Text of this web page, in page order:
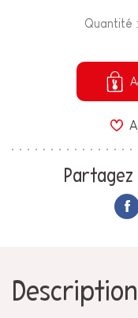
Quantité :
Description